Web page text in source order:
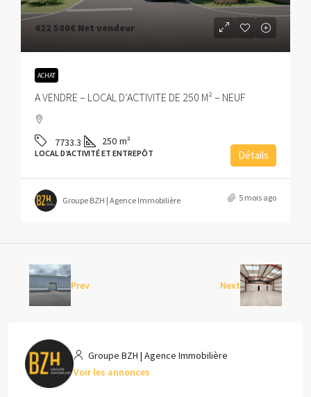
422 500€ Net vendeur
ACHAT
A VENDRE – LOCAL D’ACTIVITE DE 250 M² – NEUF
7733.3 250 m²
LOCAL D’ACTIVITÉ ET ENTREPÔT Détails
Groupe BZH | Agence Immobilière 5 mois ago
Prev Next
Groupe BZH | Agence Immobilière
Voir les annonces